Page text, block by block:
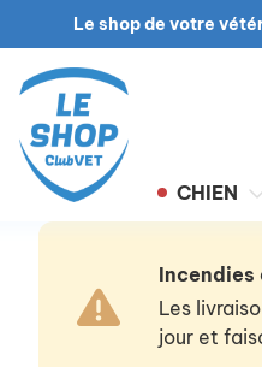
Le shop de votre
CHIEN
Incendies
Les
jour et